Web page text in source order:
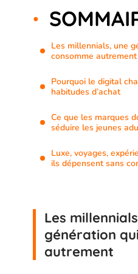
Les millennials, une
consomme autrement
Pourquoi le digital
habitudes d’achat
Ce que les marques
séduire les jeunes
Luxe, voyages,
ils dépensent sans
Les
génération
autrement